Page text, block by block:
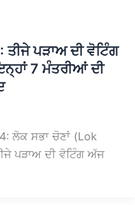
ਤੀਜੇ ਪੜਾਅ ਦੀ ਵੋਟਿੰਗ
7 ਮੰਤਰੀਆਂ ਦੀ
ਲੋਕ ਸਭਾ ਚੋਣਾਂ (Lok
ਪੜਾਅ ਦੀ ਵੋਟਿੰਗ ਅੱਜ